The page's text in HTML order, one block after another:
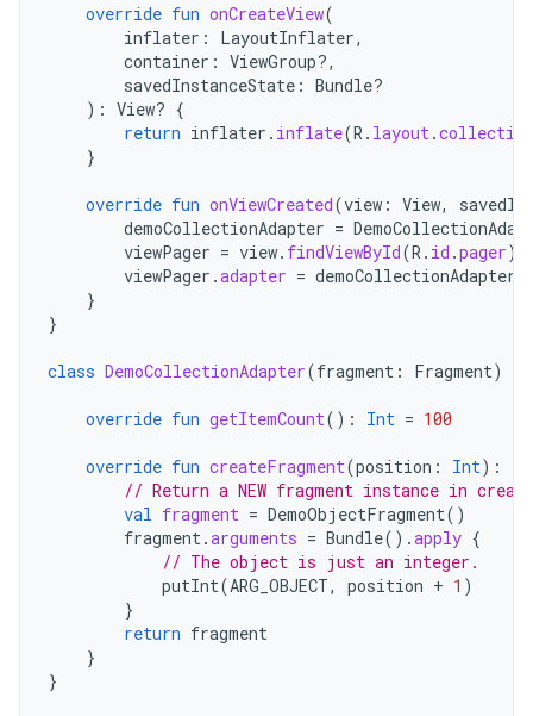
override fun onCreateView(
inflater : LayoutInflater,
container : ViewGroup?,
savedInstanceState : Bundle?
): View? {
return inflater . inflate(R . layout.
}
override fun onViewCreated(view : View,
demoCollectionAdapter =
viewPager = view. findViewById(R . id .pager)
viewPager .adapter = demoCollectionAdapter
}
}
class DemoCollectionAdapter(fragment : Fragment)
override fun getItemCount(): Int = 100
override fun createFragment(position : Int):
// Return a NEW fragment instance in
val fragment = DemoObjectFragment()
fragment.arguments = Bundle().apply {
// The object is just an integer.
putInt(ARG_OBJECT, position + 1 )
}
return fragment
}
}